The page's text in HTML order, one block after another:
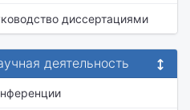
диссертациями
деятельность